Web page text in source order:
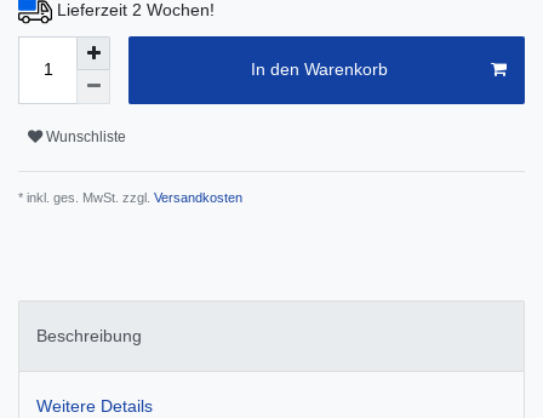
Lieferzeit 2 Wochen!
In den Warenkorb
Wunschliste
* inkl. ges. MwSt. zzgl. Versandkosten
Beschreibung
Weitere Details